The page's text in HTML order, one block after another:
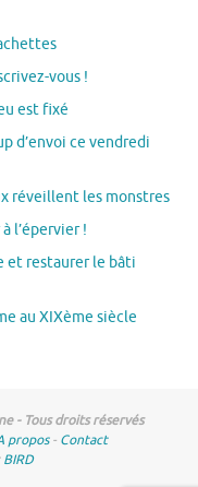
vous !
est fixé
d’envoi ce vendredi
réveillent les monstres
l’épervier !
et restaurer le bâti
au XIXème siècle
- Tous droits réservés
propos- Contact
BIRD